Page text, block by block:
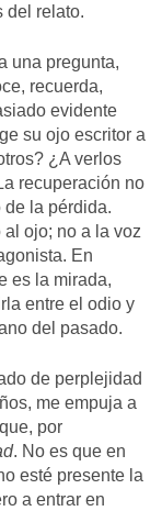
del relato.
una pregunta,
recuerda,
evidente
su ojo escritor a
¿A verlos
recuperación no
la pérdida.
al ojo; no a la voz
En
es la mirada,
entre el odio y
del pasado.
de perplejidad
me empuja a
por
. No es que en
esté presente la
a entrar en